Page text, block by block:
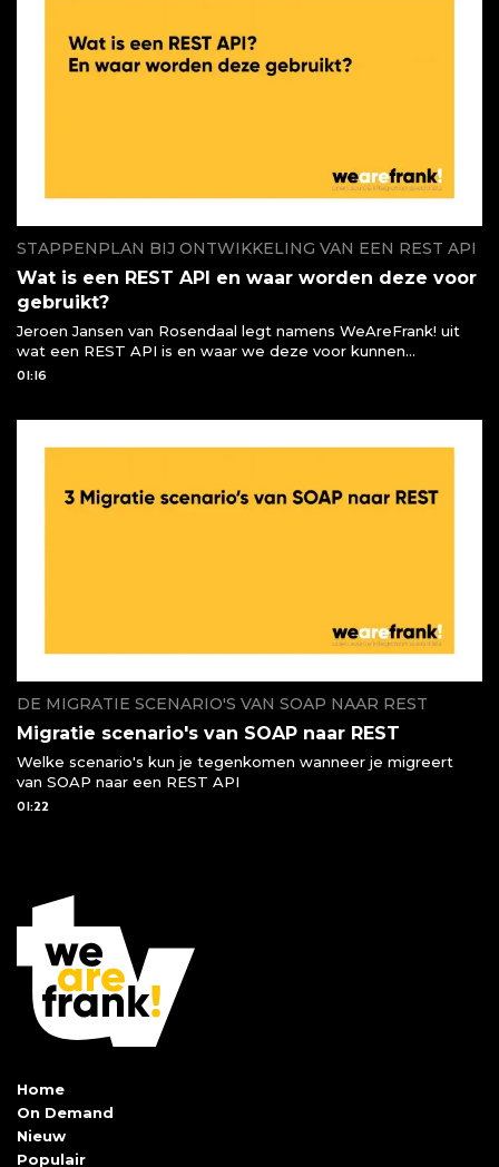
STAPPENPLAN BIJ ONTWIKKELING VAN EEN REST API
Wat is een REST API en waar worden deze voor
gebruikt?
Jeroen Jansen van Rosendaal legt namens WeAreFrank! uit
wat een REST API is en waar we deze voor kunnen
gebruiken of moeten gebruiken
01:16
DE MIGRATIE SCENARIO'S VAN SOAP NAAR REST
Migratie scenario's van SOAP naar REST
Welke scenario's kun je tegenkomen wanneer je migreert
van SOAP naar een REST API
01:22
Home
On Demand
Nieuw
Populair